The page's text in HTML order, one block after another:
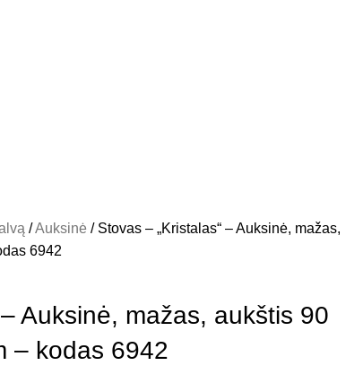
Auksinė
Stovas – „Kristalas“ – Auksinė, mažas,
6942
Auksinė, mažas, aukštis 90
– kodas 6942